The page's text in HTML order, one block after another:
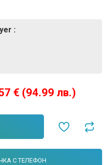
€ (94.99 лв.)
:
С ТЕЛЕФОН